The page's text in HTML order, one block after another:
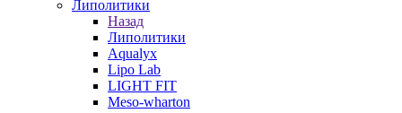
Липолитики
Назад
Липолитики
Aqualyx
Lipo Lab
LIGHT FIT
Meso-wharton